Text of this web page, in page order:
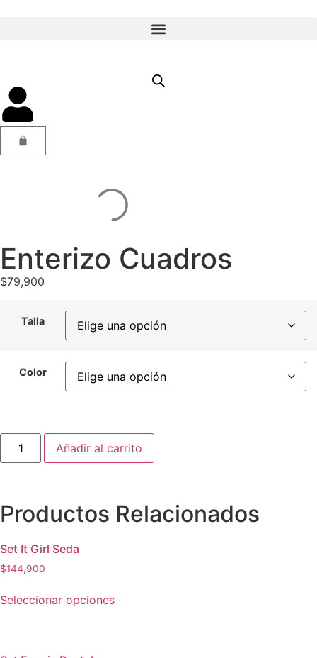
Enterizo Cuadros
$79,900
Talla
Color
Añadir al carrito
Productos Relacionados
Set It Girl Seda
$144,900
Seleccionar opciones